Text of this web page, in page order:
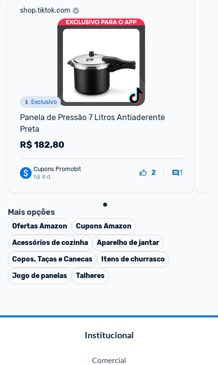
shop.tiktok.com
📱 Exclusivo
Panela de Pressão 7 Litros Antiaderente
Preta
R$182,80
Cupons Promobit
há 4 d
2 1
Mais opções
OfertasAmazon CuponsAmazon
Acessórios de cozinha
Aparelho de jantar
Copos, Taças e Canecas
Itens de churrasco
Jogo de panelas
Talheres
Institucional
Comercial